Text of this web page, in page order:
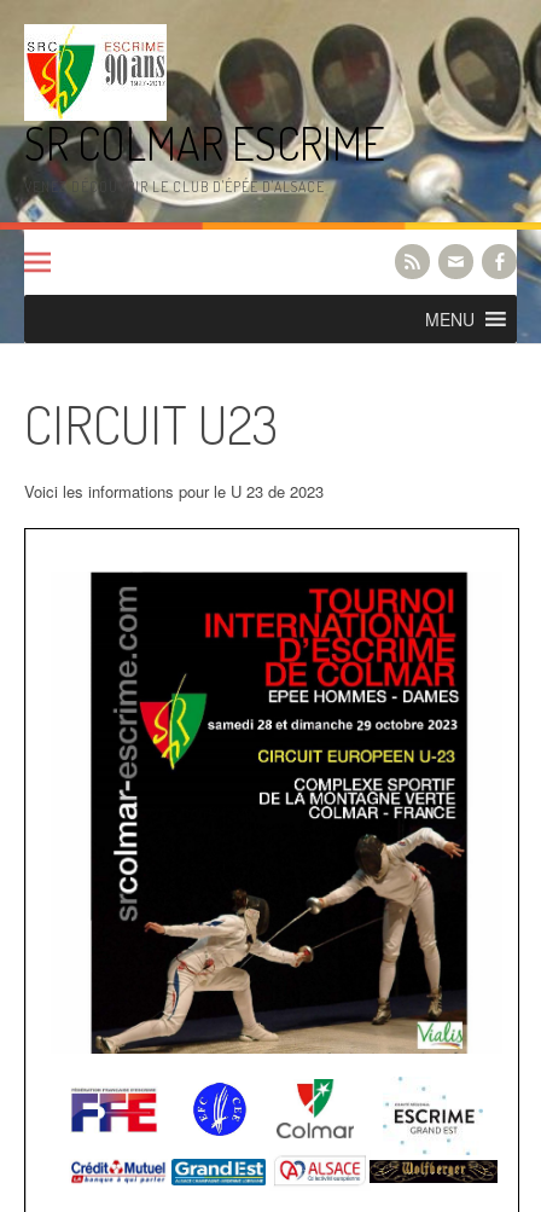
contenu
SR COLMAR ESCRIME
VENEZ DÉCOUVRIR LE CLUB D'ÉPÉE D'ALSACE
MENU
CIRCUIT U23
Voici les informations pour le U 23 de 2023